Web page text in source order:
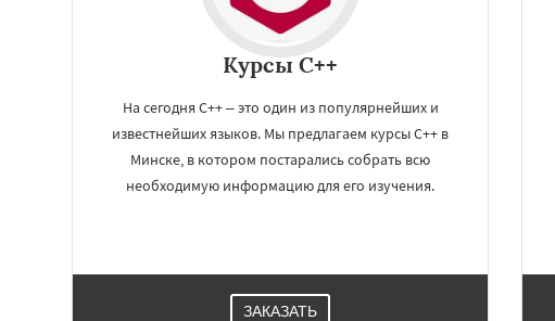
Курсы C++
На сегодня С++ – это один из популярнейших и
известнейших языков. Мы предлагаем курсы C++ в
Минске, в котором постарались собрать всю
необходимую информацию для его изучения.
ЗАКАЗАТЬ